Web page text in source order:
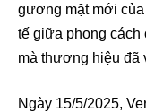
gương mặt mới của
tế giữa phong cách
mà thương hiệu đã
Ngày 15/5/2025,